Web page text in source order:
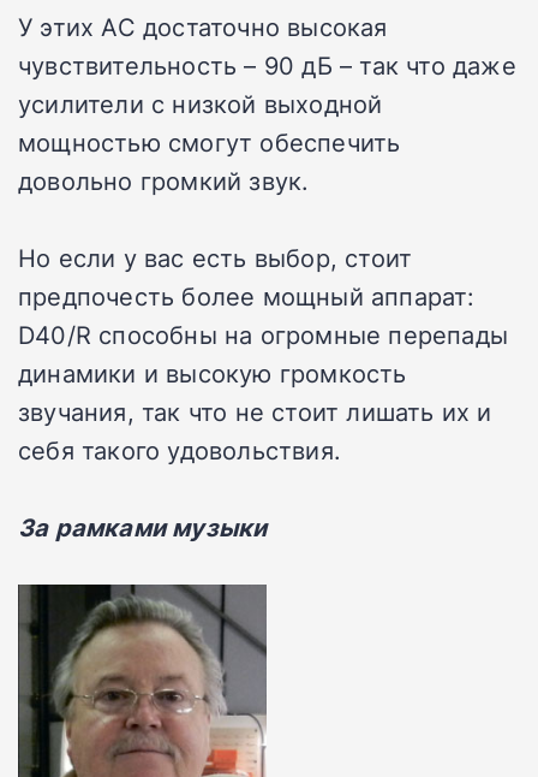
У этих АС достаточно высокая
чувствительность – 90 дБ – так что даже
усилители с низкой выходной
мощностью смогут обеспечить
довольно громкий звук.
Но если у вас есть выбор, стоит
предпочесть более мощный аппарат:
D40/R способны на огромные перепады
динамики и высокую громкость
звучания, так что не стоит лишать их и
себя такого удовольствия.
За рамками музыки